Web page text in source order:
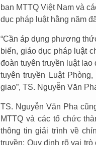
ban MTTQ Việt Nam và
dục pháp luật hằng năm
“Cần áp dụng phương
biến, giáo dục pháp luật
đoàn tuyên truyền luật
tuyên truyền Luật
giao”, TS. Nguyễn Văn
TS. Nguyễn Văn Pha
MTTQ và các tổ chức
thông tin giải trình về
truyền; Quy định rõ vai